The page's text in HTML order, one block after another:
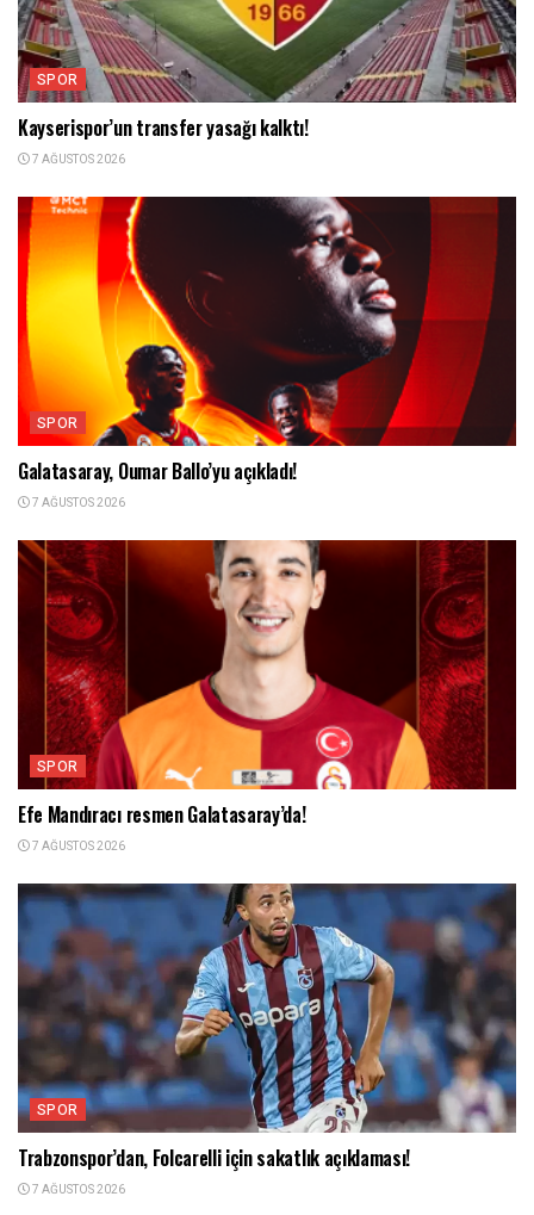
SPOR
Kayserispor’un transfer yasağı kalktı!
7 AĞUSTOS 2026
SPOR
Galatasaray, Oumar Ballo’yu açıkladı!
7 AĞUSTOS 2026
SPOR
Efe Mandıracı resmen Galatasaray’da!
7 AĞUSTOS 2026
SPOR
Trabzonspor’dan, Folcarelli için sakatlık açıklaması!
7 AĞUSTOS 2026